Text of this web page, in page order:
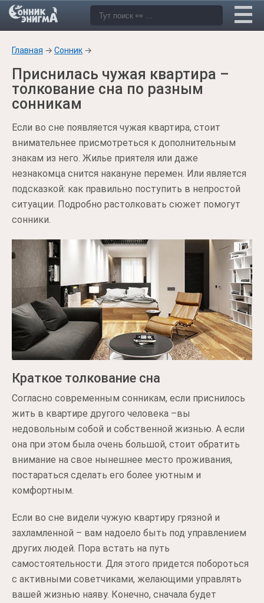
Главная → Сонник →
Приснилась чужая квартира –
толкование сна по разным
сонникам
Если во сне появляется чужая квартира, стоит
внимательнее присмотреться к дополнительным
знакам из него. Жилье приятеля или даже
незнакомца снится накануне перемен. Или является
подсказкой: как правильно поступить в непростой
ситуации. Подробно растолковать сюжет помогут
сонники.
Краткое толкование сна
Согласно современным сонникам, если приснилось
жить в квартире другого человека –вы
недовольным собой и собственной жизнью. А если
она при этом была очень большой, стоит обратить
внимание на свое нынешнее место проживания,
постараться сделать его более уютным и
комфортным.
Если во сне видели чужую квартиру грязной и
захламленной – вам надоело быть под управлением
других людей. Пора встать на путь
самостоятельности. Для этого придется побороться
с активными советчиками, желающими управлять
вашей жизнью наяву. Конечно, сначала будет